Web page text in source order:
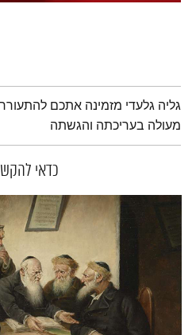
תמצית הפודקאסט
גליה גלעדי מזמינה אתכם
מעולה בעריכתה והגשתה
כדאי